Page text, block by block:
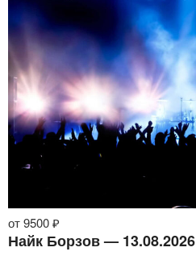
от 9500 ₽
Найк Борзов — 13.08.2026